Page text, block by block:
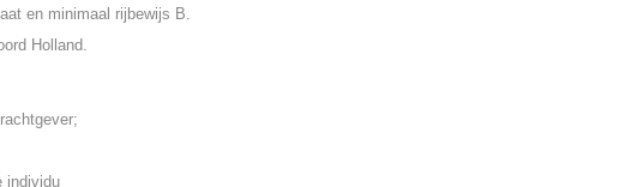
en minimaal rijbewijs B.
Holland.
individu